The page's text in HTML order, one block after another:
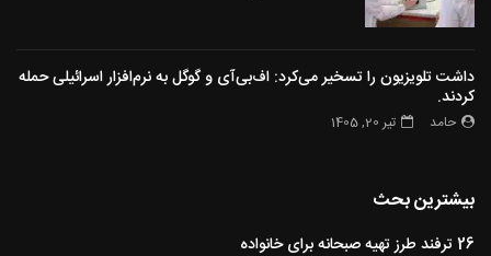
داشت تلویزیون را تسخیر می‌کرد: اف‌بی‌آی و گوگل به نرم‌افزار اسرائیلی حمله
کردند.
حامد تیر 20, 1405
بیشترین بحث
26 ترفند طرز تهیه صبحانه برای خانواده